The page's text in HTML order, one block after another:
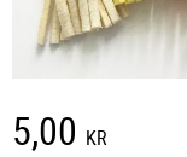
5,00 KR